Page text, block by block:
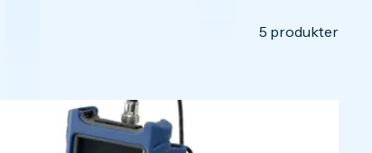
5 produkter